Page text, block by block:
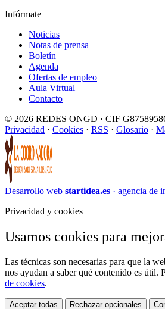
Infórmate
Noticias
Notas de prensa
Boletín
Agenda
Ofertas de empleo
Aula Virtual
Contacto
© 2026 REDES ONGD · CIF
Privacidad · Cookies · RSS · Glosario ·
Desarrollo web startidea.es · agencia de
Privacidad y cookies
Usamos cookies para
Las técnicas son necesarias para que la
nos ayudan a saber qué contenido es útil.
de cookies.
Aceptar todas Rechazar opcionales